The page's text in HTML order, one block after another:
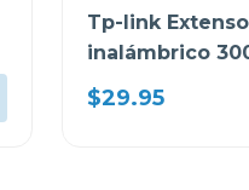
Tp-link
inalámbrico
anternas
$29.95